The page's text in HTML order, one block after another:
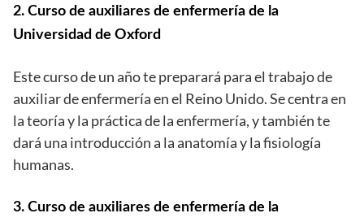
2. Curso de auxiliares de enfermería de la
Universidad de Oxford
Este curso de un año te preparará para el trabajo de
auxiliar de enfermería en el Reino Unido. Se centra en
la teoría y la práctica de la enfermería, y también te
dará una introducción a la anatomía y la fisiología
humanas.
3. Curso de auxiliares de enfermería de la